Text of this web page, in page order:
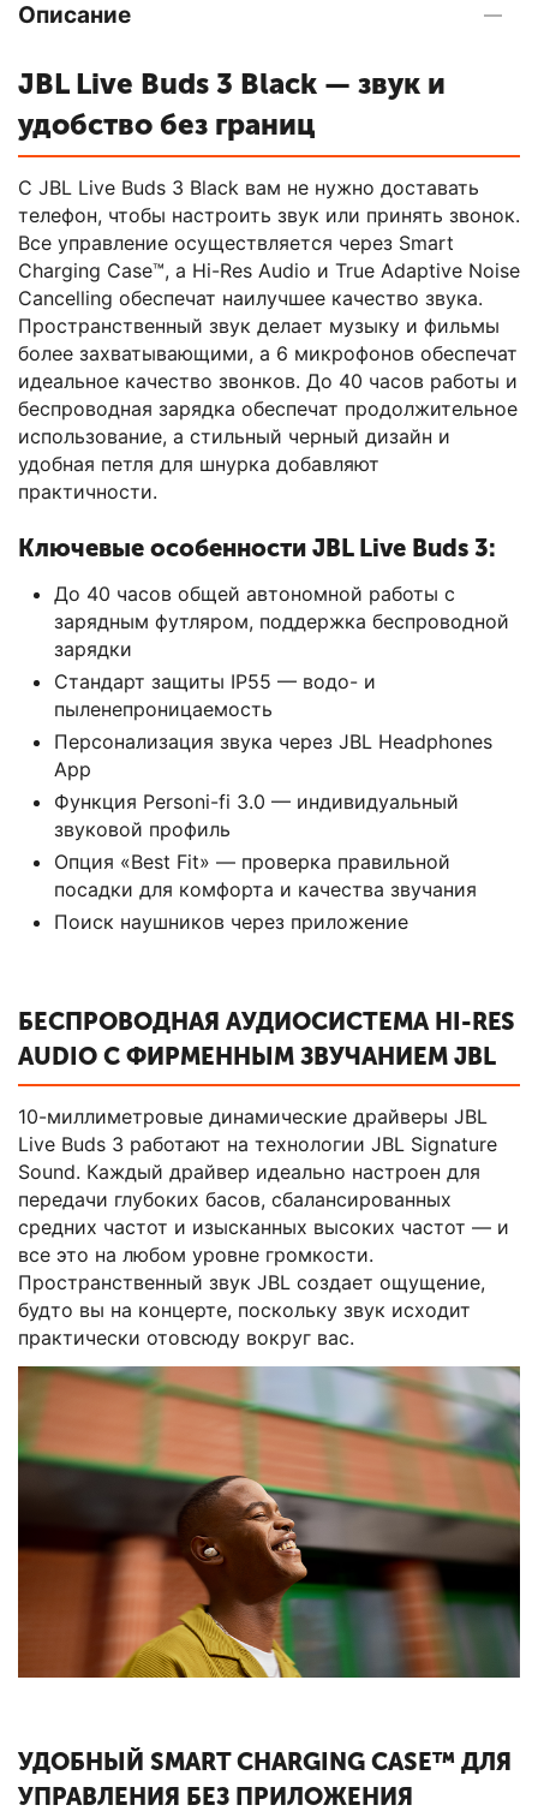
Описание
JBL Live Buds 3 Black — звук и
удобство без границ
С JBL Live Buds 3 Black вам не нужно доставать
телефон, чтобы настроить звук или принять звонок.
Все управление осуществляется через Smart
Charging Case™, а Hi-Res Audio и True Adaptive Noise
Cancelling обеспечат наилучшее качество звука.
Пространственный звук делает музыку и фильмы
более захватывающими, а 6 микрофонов обеспечат
идеальное качество звонков. До 40 часов работы и
беспроводная зарядка обеспечат продолжительное
использование, а стильный черный дизайн и
удобная петля для шнурка добавляют
практичности.
Ключевые особенности JBL Live Buds 3:
До 40 часов общей автономной работы с
зарядным футляром, поддержка беспроводной
зарядки
Стандарт защиты IP55 — водо- и
пыленепроницаемость
Персонализация звука через JBL Headphones
App
Функция Personi-fi 3.0 — индивидуальный
звуковой профиль
Опция «Best Fit» — проверка правильной
посадки для комфорта и качества звучания
Поиск наушников через приложение
БЕСПРОВОДНАЯ АУДИОСИСТЕМА HI-RES
AUDIO С ФИРМЕННЫМ ЗВУЧАНИЕМ JBL
10-миллиметровые динамические драйверы JBL
Live Buds 3 работают на технологии JBL Signature
Sound. Каждый драйвер идеально настроен для
передачи глубоких басов, сбалансированных
средних частот и изысканных высоких частот — и
все это на любом уровне громкости.
Пространственный звук JBL создает ощущение,
будто вы на концерте, поскольку звук исходит
практически отовсюду вокруг вас.
УДОБНЫЙ SMART CHARGING CASE™ ДЛЯ
УПРАВЛЕНИЯ БЕЗ ПРИЛОЖЕНИЯ